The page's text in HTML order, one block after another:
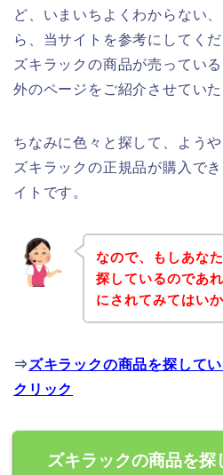
ど、いまいちよくわからない
ら、当サイトを参考にしてく
ズキラックの商品が売ってい
外のページをご紹介させていた
ちなみに色々と探して、よう
ズキラックの正規品が購入で
イトです。
なので、もしあな
探しているのであ
にされてみてはい
⇒ ズキラックの商品を探して
クリック
ズキラックの商品を探